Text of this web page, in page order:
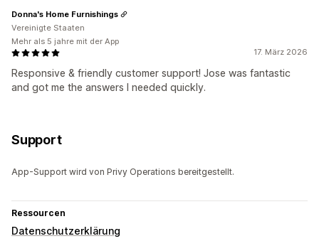
17. März 2026
Responsive & friendly customer support! Jose was fantastic
and got me the answers I needed quickly.
Donna's Home Furnishings
Vereinigte Staaten
Mehr als 5 jahre mit der App
Support
App-Support wird von Privy Operations bereitgestellt.
Ressourcen
Datenschutzerklärung